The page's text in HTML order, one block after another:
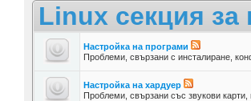
Linux секция
Настройка на програми
Проблеми, свързани с инсталиране,
Настройка на хардуер
Проблеми, свързани със звукови